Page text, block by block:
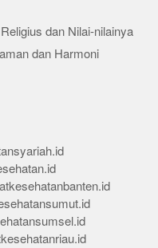
dan Nilai-nilainya
dan Harmoni